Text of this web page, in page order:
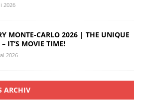
2026
MONTE-CARLO 2026 | THE UNIQUE
IT’S MOVIE TIME!
2026
ARCHIV